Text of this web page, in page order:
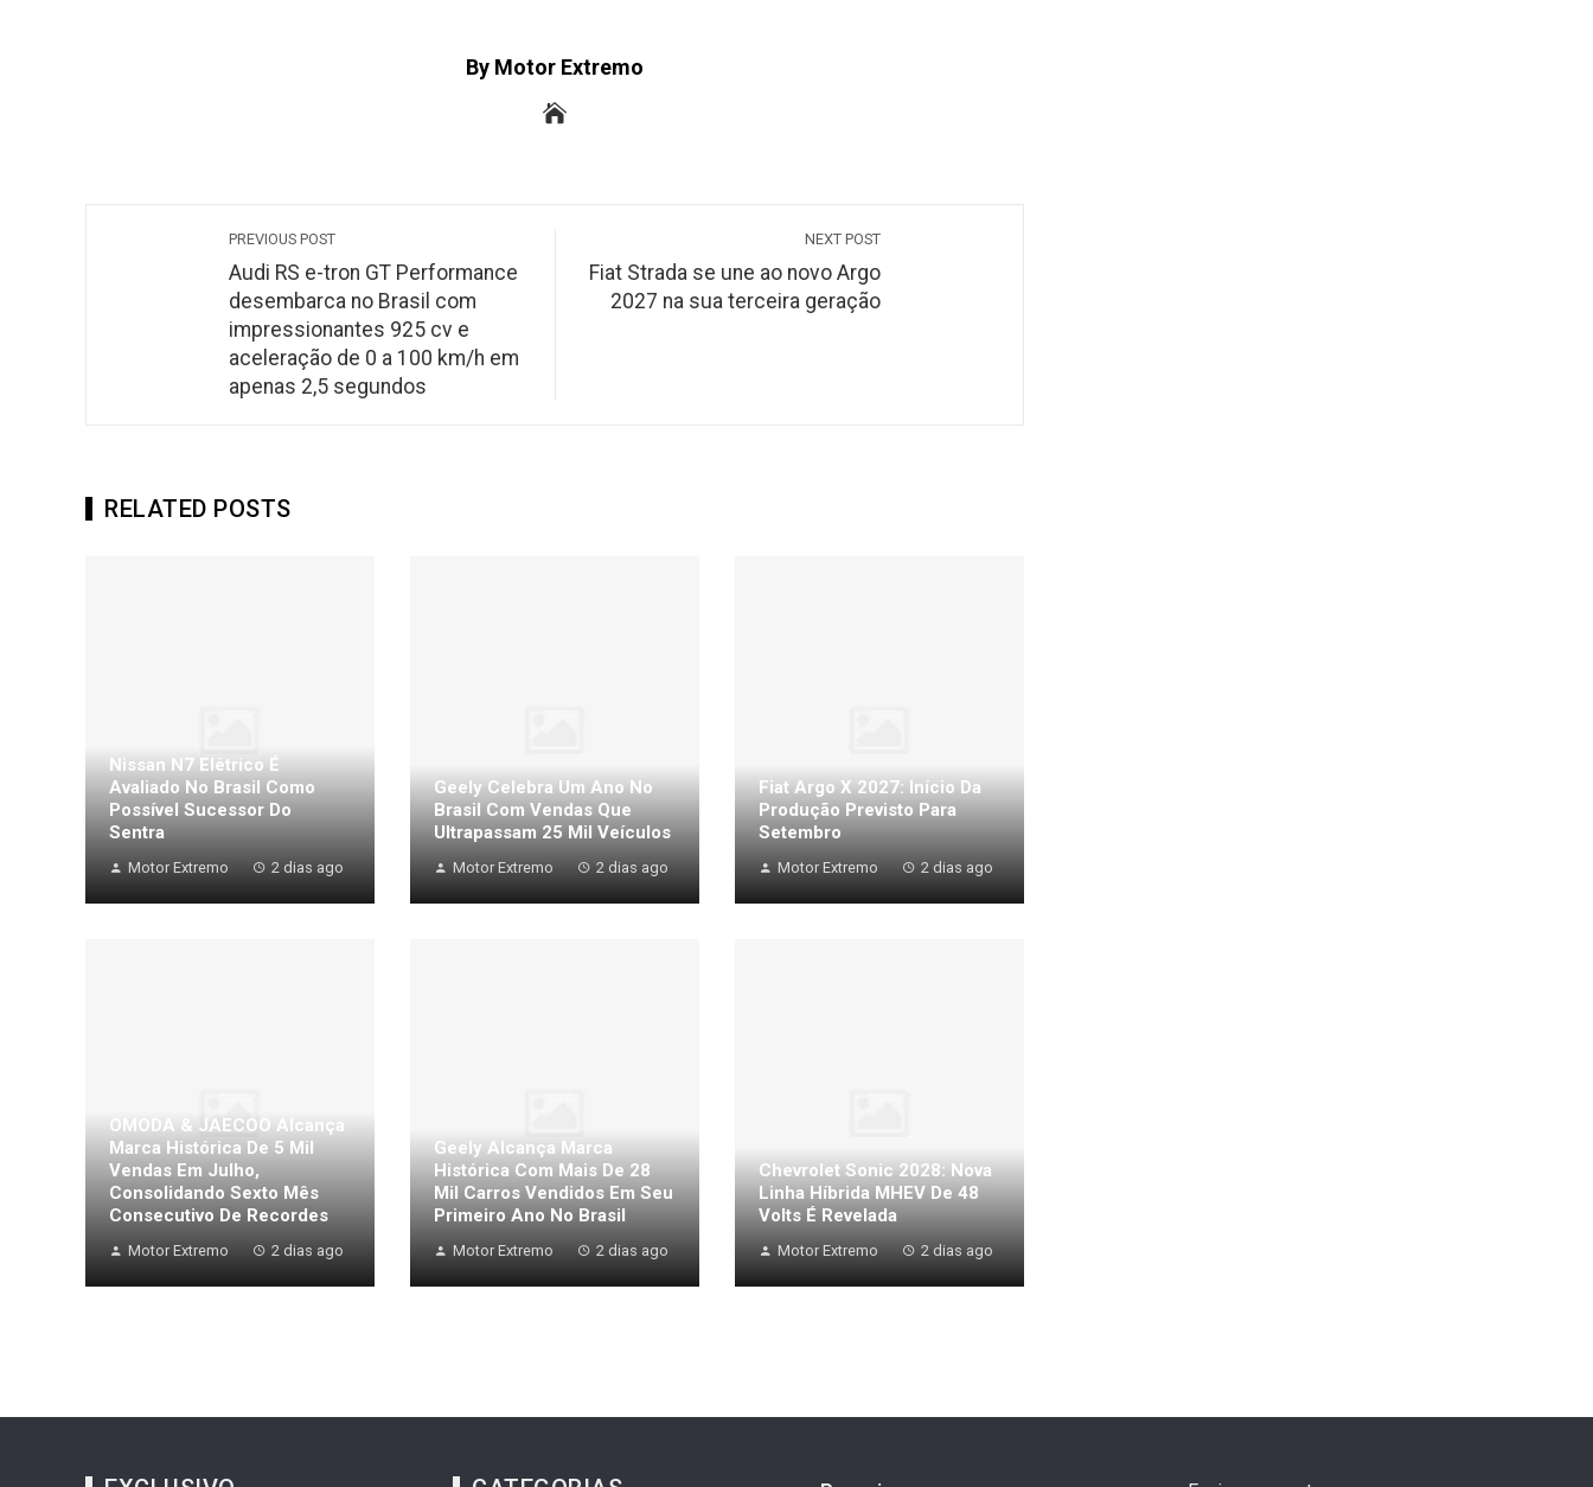
By Motor Extremo
PREVIOUS POST
Audi RS e-tron GT Performance
desembarca no Brasil com
impressionantes 925 cv e
aceleração de 0 a 100 km/h em
apenas 2,5 segundos
NEXT POST
Fiat Strada se une ao novo Argo
2027 na sua terceira geração
RELATED POSTS
Nissan N7 Elétrico É
Avaliado No Brasil Como
Possível Sucessor Do
Sentra
Motor Extremo 2 dias ago
Geely Celebra Um Ano No
Brasil Com Vendas Que
Ultrapassam 25 Mil Veículos
Motor Extremo 2 dias ago
Fiat Argo X 2027: Início Da
Produção Previsto Para
Setembro
Motor Extremo 2 dias ago
OMODA & JAECOO Alcança
Marca Histórica De 5 Mil
Vendas Em Julho,
Consolidando Sexto Mês
Consecutivo De Recordes
Motor Extremo 2 dias ago
Geely Alcança Marca
Histórica Com Mais De 28
Mil Carros Vendidos Em Seu
Primeiro Ano No Brasil
Motor Extremo 2 dias ago
Chevrolet Sonic 2028: Nova
Linha Híbrida MHEV De 48
Volts É Revelada
Motor Extremo 2 dias ago